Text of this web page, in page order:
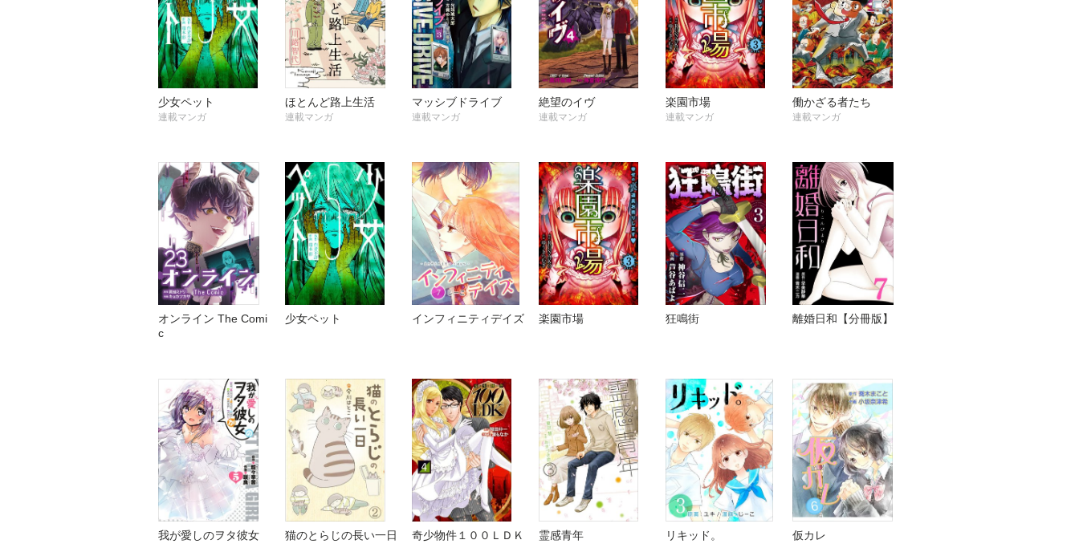
少女ペット
連載マンガ
ほとんど路上生活
連載マンガ
マッシブドライブ
連載マンガ
絶望のイヴ
連載マンガ
楽園市場
連載マンガ
働かざる者たち
連載マンガ
オンライン The Comi
c
少女ペット インフィニティデイズ 楽園市場 狂鳴街 離婚日和【分冊版】
我が愛しのヲタ彼女 猫のとらじの長い一日 奇少物件１００ＬＤＫ 霊感青年 リキッド。 仮カレ